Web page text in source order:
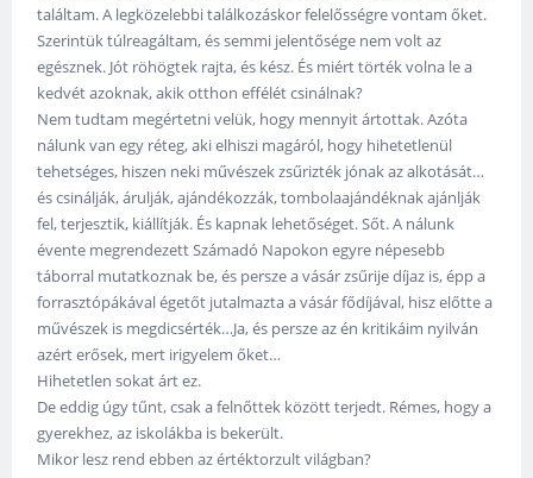
találtam. A legközelebbi találkozáskor felelősségre vontam őket.
Szerintük túlreagáltam, és semmi jelentősége nem volt az
egésznek. Jót röhögtek rajta, és kész. És miért törték volna le a
kedvét azoknak, akik otthon effélét csinálnak?
Nem tudtam megértetni velük, hogy mennyit ártottak. Azóta
nálunk van egy réteg, aki elhiszi magáról, hogy hihetetlenül
tehetséges, hiszen neki művészek zsűrizték jónak az alkotását…
és csinálják, árulják, ajándékozzák, tombolaajándéknak ajánlják
fel, terjesztik, kiállítják. És kapnak lehetőséget. Sőt. A nálunk
évente megrendezett Számadó Napokon egyre népesebb
táborral mutatkoznak be, és persze a vásár zsűrije díjaz is, épp a
forrasztópákával égetőt jutalmazta a vásár fődíjával, hisz előtte a
művészek is megdicsérték…Ja, és persze az én kritikáim nyilván
azért erősek, mert irigyelem őket…
Hihetetlen sokat árt ez.
De eddig úgy tűnt, csak a felnőttek között terjedt. Rémes, hogy a
gyerekhez, az iskolákba is bekerült.
Mikor lesz rend ebben az értéktorzult világban?